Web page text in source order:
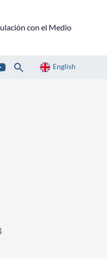
con el Medio
English